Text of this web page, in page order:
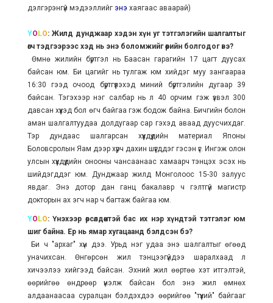
дэлгэрэнгүй мэдээллийг энэ хаягаас аваарай)
YO LO: Жилд дунджаар хэдэн хүн уг тэтгэлэгийн шалгалтыг
өгч тэдгээрээс хэд нь энэ боломжийг өөрийн болгодог вэ?
Өмнө жилийн бүртгэл нь Баасан гарагийн 17 цагт дуусах
байсан юм. Би цагийг нь тулгаж юм хийдэг муу зангаараа
16:30 гээд очоод бүртгүүлэхэд миний бүртгэлийн дугаар 39
байсан. Тэгэхээр нэг салбар нь л 40 орчим гэж үзвэл 300
давсан хүүхэд бол өгч байгаа гэж бодож байна. Бичгийн болон
аман шалгалтуудаа долдугаар сар гэхэд аваад дуусчихдаг.
Тэр дундаас шалгарсан хүүхдүүдийн материал Японы
Боловсролын Яам дээр хүрч дахин шүүгддэг гэсэн үг. Ингэж олон
улсын хүүхдүүдийн онооны чансаанаас хамаарч тэнцэх эсэх нь
шийдэгддэг юм. Дунджаар жилд Монголоос 15-30 залуус
явдаг. Энэ дотор дан ганц бакалавр ч гэлтгүй магистр
докторын ах эгч нар ч багтаж байгаа юм.
YO LO: Үнэхээр өрсөлдөөнтэй бас их нэр хүндтэй тэтгэлэг юм
шиг байна. Ер нь ямар хугацаанд бэлдсэн бэ?
Би ч "архаг" хүн дээ. Урьд нэг удаа энэ шалгалтыг өгөөд
уначихсан. Өнгөрсөн жил тэнцээгүйдээ шаралхаад л
хичээлээ хийгээд байсан. Эхний жил өөртөө хэт итгэлтэй,
өөрийгөө өндрөөр үнэлж байсан бол энэ жил өмнөх
алдаанаасаа суралцан бэлдэхдээ өөрийгөө "түүхий" байгааг